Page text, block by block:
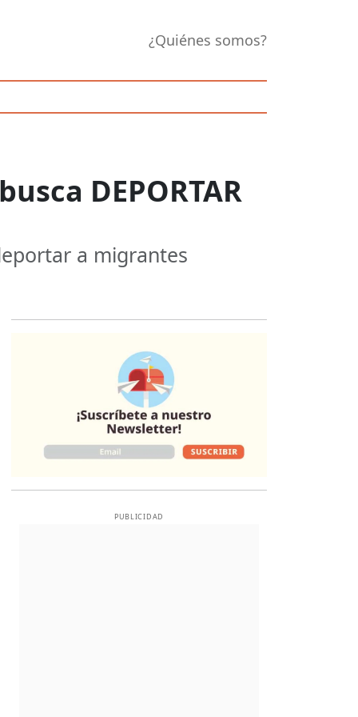
¿Quiénes somos?
DEPORTAR
a migrantes
PUBLICIDAD